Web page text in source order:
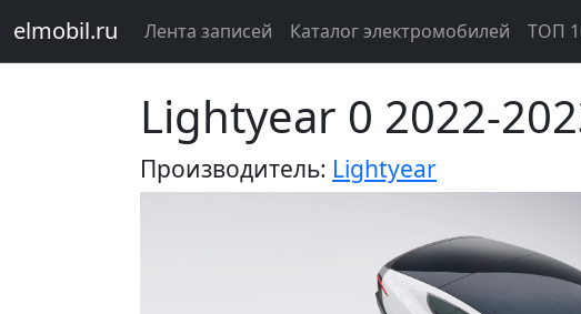
elmobil.ru Лента записей Каталог электромобилей ТОП
Lightyear 0 2022-
Производитель: Lightyear